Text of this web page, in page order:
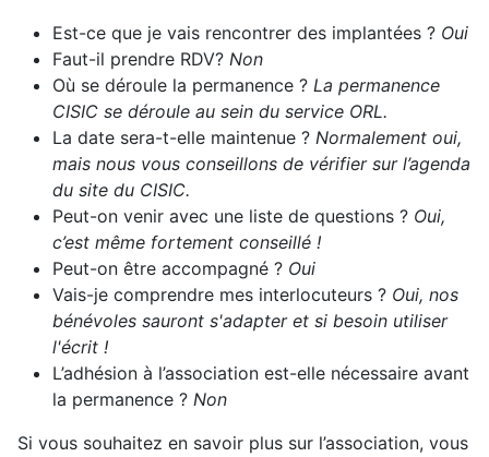
Est-ce que je vais rencontrer des implantées ? Oui
Faut-il prendre RDV? Non
Où se déroule la permanence ? La permanence
CISIC se déroule au sein du service ORL.
La date sera-t-elle maintenue ? Normalement oui,
mais nous vous conseillons de vérifier sur l’agenda
du site du CISIC.
Peut-on venir avec une liste de questions ? Oui,
c’est même fortement conseillé !
Peut-on être accompagné ? Oui
Vais-je comprendre mes interlocuteurs ? Oui, nos
bénévoles sauront s'adapter et si besoin utiliser
l'écrit !
L’adhésion à l’association est-elle nécessaire avant
la permanence ? Non
Si vous souhaitez en savoir plus sur l’association, vous